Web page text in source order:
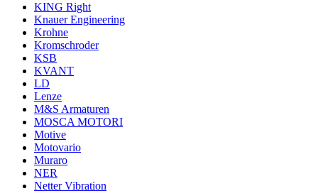
KING Right
Knauer Engineering
Krohne
Kromschroder
KSB
KVANT
LD
Lenze
M&S Armaturen
MOSCA MOTORI
Motive
Motovario
Muraro
NER
Netter Vibration